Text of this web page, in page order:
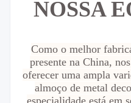
NOSSA
Como o melhor
presente na China,
oferecer uma ampla
almoço de metal
especialidade está em